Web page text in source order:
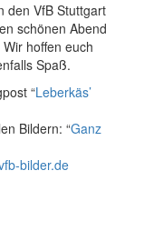
den VfB Stuttgart
schönen Abend
hoffen euch
Spaß.
“Leberkäs’
Bildern: “Ganz
bilder.de